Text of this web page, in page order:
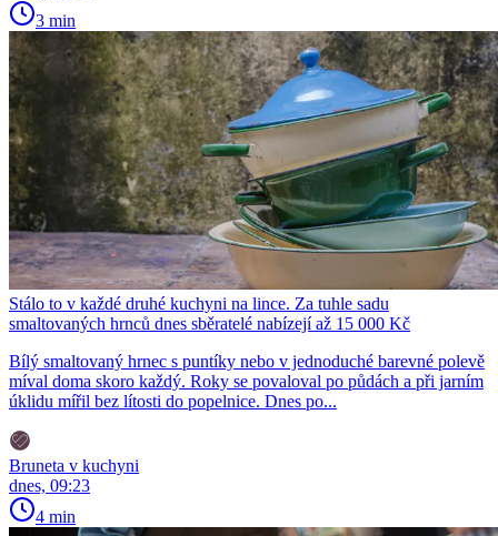
3 min
Stálo to v každé druhé kuchyni na lince. Za tuhle sadu
smaltovaných hrnců dnes sběratelé nabízejí až 15 000 Kč
Bílý smaltovaný hrnec s puntíky nebo v jednoduché barevné polevě
míval doma skoro každý. Roky se povaloval po půdách a při jarním
úklidu mířil bez lítosti do popelnice. Dnes po...
Bruneta v kuchyni
dnes, 09:23
4 min